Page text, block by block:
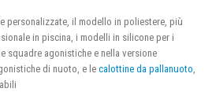
personalizzate, il modello in poliestere, più
in piscina, i modelli in silicone per i
squadre agonistiche e nella versione
di nuoto, e le calottine da pallanuoto